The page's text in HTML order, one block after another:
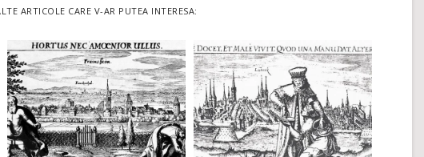
ARTICOLE CARE V-AR PUTEA INTERESA: